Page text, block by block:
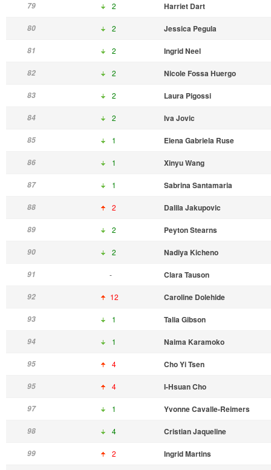
79 2 Harriet Dart
80 2 Jessica Pegula
81 2 Ingrid Neel
82 2 Nicole Fossa Huergo
83 2 Laura Pigossi
84 2 Iva Jovic
85 1 Elena Gabriela Ruse
86 1 Xinyu Wang
87 1 Sabrina Santamaria
88 2 Dalila Jakupovic
89 2 Peyton Stearns
90 2 Nadiya Kicheno
91 - Clara Tauson
92 12 Caroline Dolehide
93 1 Talia Gibson
94 1 Naima Karamoko
95 4 Cho Yi Tsen
95 4 I-Hsuan Cho
97 1 Yvonne Cavalle-Reimers
98 4 Cristian Jaqueline
99 2 Ingrid Martins